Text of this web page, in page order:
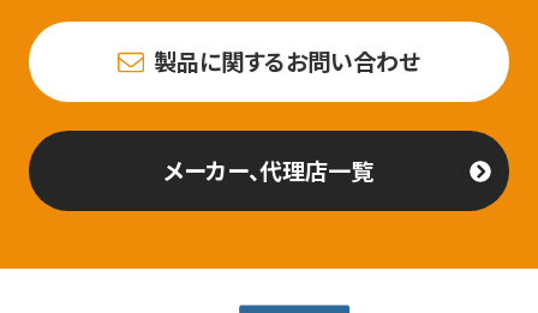
製品に関するお問い合わせ
メーカー、代理店一覧